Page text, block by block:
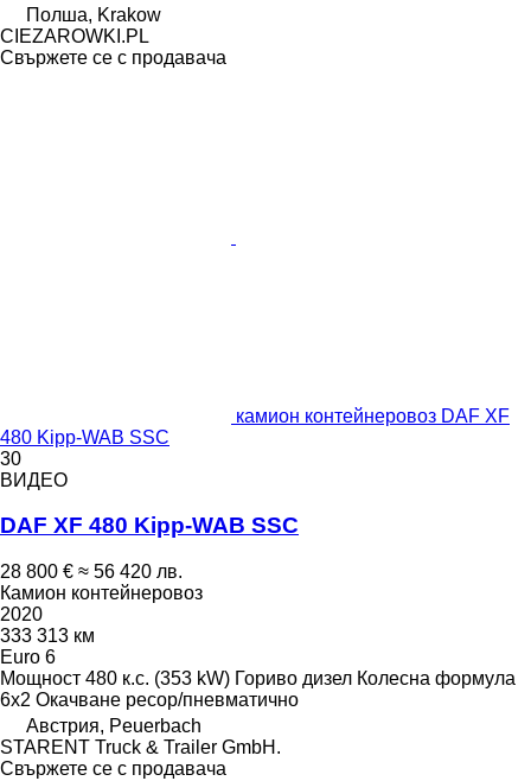
Полша, Krakow
CIEZAROWKI.PL
Свържете се с продавача
камион контейнеровоз DAF XF
480 Kipp-WAB SSC
30
ВИДЕО
DAF XF 480 Kipp-WAB SSC
28 800 € ≈ 56 420 лв.
Камион контейнеровоз
2020
333 313 км
Euro 6
Мощност 480 к.с. (353 kW) Гориво дизел Колесна формула
6x2 Окачване ресор/пневматично
Австрия, Peuerbach
STARENT Truck & Trailer GmbH.
Свържете се с продавача